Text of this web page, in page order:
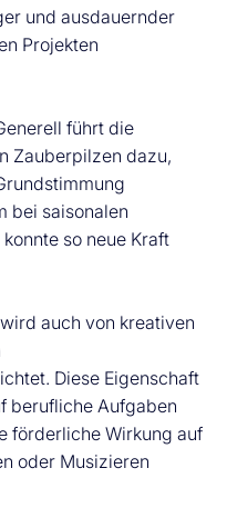
und ausdauernder
Projekten
führt die
Zauberpilzen dazu,
bei saisonalen
so neue Kraft
auch von kreativen
Diese Eigenschaft
berufliche Aufgaben
förderliche Wirkung auf
oder Musizieren